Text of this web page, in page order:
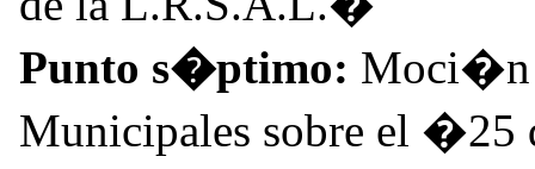
Punto s�ptimo: Moci�n
Municipales sobre el �25